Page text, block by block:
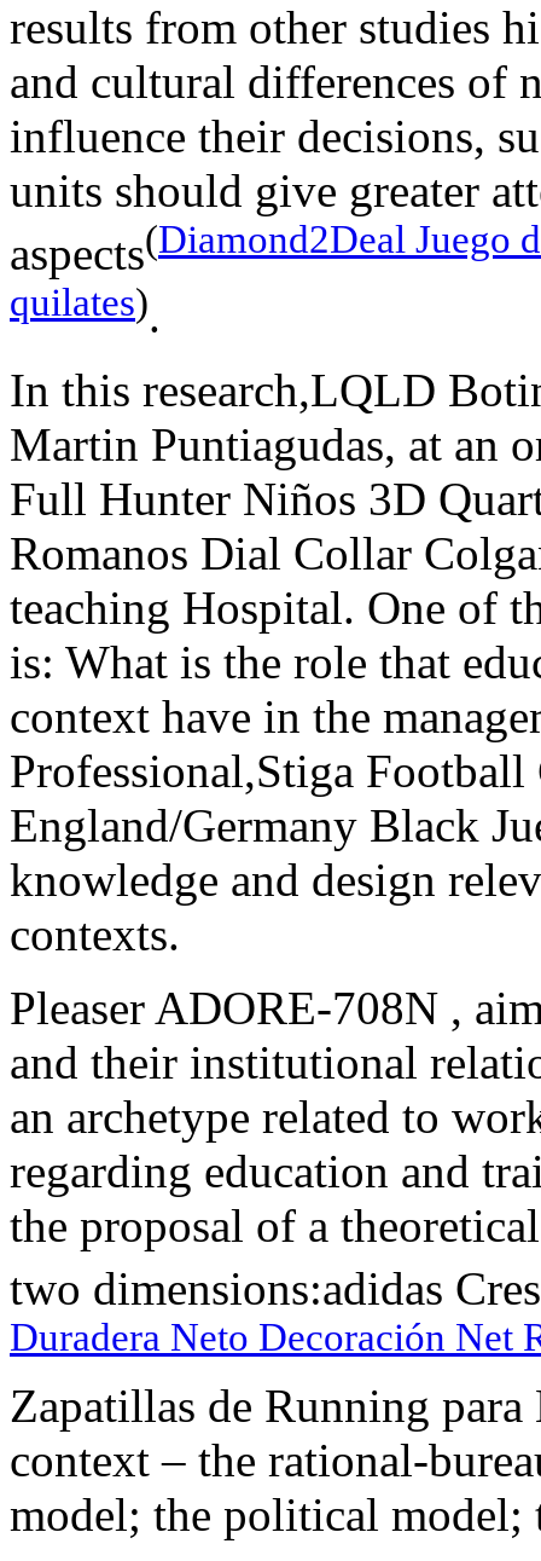
results from other studies
and cultural differences of
influence their decisions,
units should give greater
aspects(Diamond2Deal Juego
quilates).
In this research,LQLD
Martin Puntiagudas, at an
Full Hunter Niños 3D
Romanos Dial Collar
teaching Hospital. One of
is: What is the role that
context have in the
Professional,Stiga Football
England/Germany Black
knowledge and design
contexts.
Pleaser ADORE-708N ,
and their institutional
an archetype related to
regarding education and
the proposal of a
two dimensions:adidas
Duradera Neto Decoración Net
Zapatillas de Running
context – the rational-
model; the political model;